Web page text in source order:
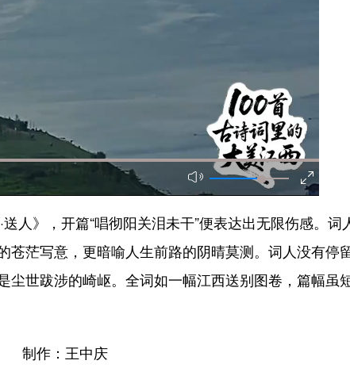
》，开篇“唱彻阳关泪未干”便表达出无限伤感。词
茫写意，更暗喻人生前路的阴晴莫测。词人没有停
世跋涉的崎岖。全词如一幅江西送别图卷，篇幅虽
制作：王中庆